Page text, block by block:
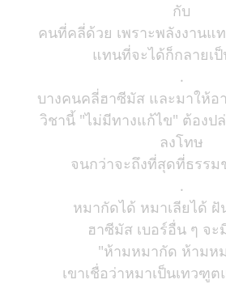
กับ
คนที่คลี่ด้วย เพราะพลังงานแ
แทนที่จะได้ก็กลายเป็
.
บางคนคลี่ฮาซีมัส และมาให้อ
วิชานี้ "ไม่มีทางแก้ไข" ต้องป
ลงโทษ
จนกว่าจะถึงที่สุดที่ธรรม
.
หมากัดได้ หมาเลียได้ ฝั
ฮาซีมัส เบอร์อื่น ๆ จ
"ห้ามหมากัด ห้ามห
เขาเชื่อว่าหมาเป็นเทว